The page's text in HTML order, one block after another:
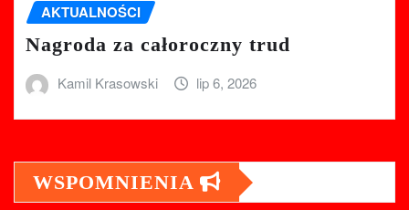
AKTUALNOŚCI
Nagroda za całoroczny trud
Kamil Krasowski lip 6, 2026
WSPOMNIENIA